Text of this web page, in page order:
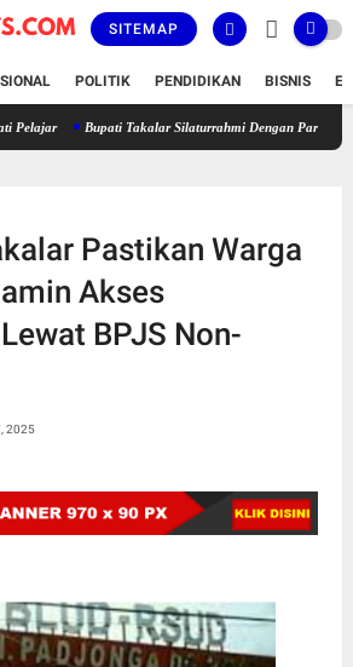
SITEMAP
POLITIK PENDIDIKAN BISNIS
Lemkari di SMK Negeri 4 Galesong Utara Kian Diminati
Pastikan Warga
Akses
BPJS Non-
2025